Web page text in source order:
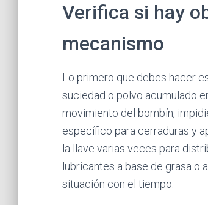
Verifica si hay
mecanismo
Lo primero que debes hacer
suciedad o polvo acumulado
movimiento del bombín,
específico para cerraduras y
la llave varias veces para
lubricantes a base de grasa o
situación con el tiempo.